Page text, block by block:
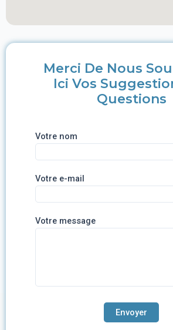
Merci De Nous
Ici Vos
Questions
Votre nom
Votre e-mail
Votre message